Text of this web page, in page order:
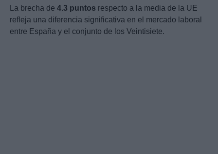
La brecha de 4.3 puntos respecto a la media de la UE
refleja una diferencia significativa en el mercado laboral
entre España y el conjunto de los Veintisiete.